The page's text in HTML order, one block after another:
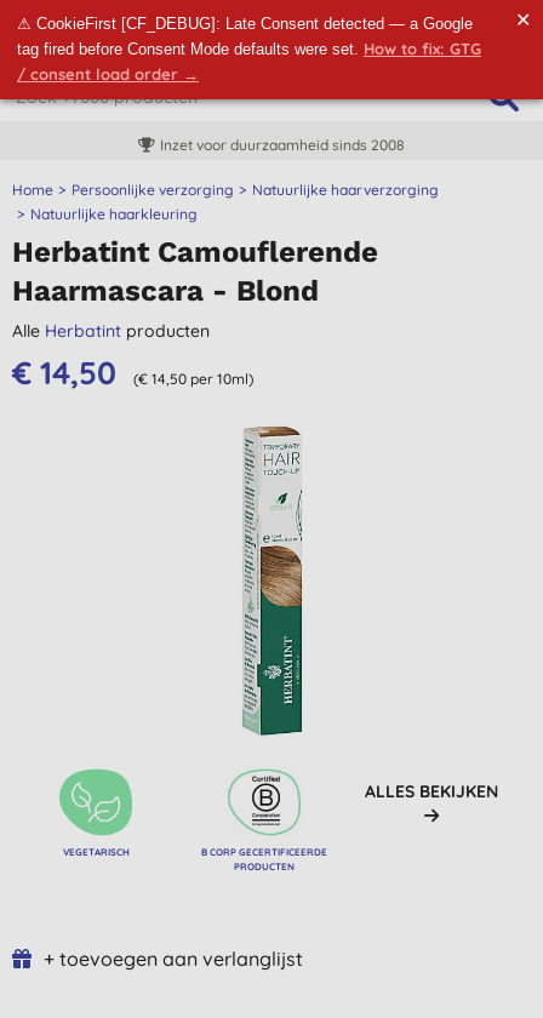
⚠ CookieFirst [CF_DEBUG]: Late Consent detected — a Google
tag fired before Consent Mode defaults were set. How to fix: GTG
/ consent load order →
✕
Inzet voor duurzaamheid sinds 2008
Home Persoonlijke verzorging
Natuurlijke haarverzorging
Natuurlijke haarkleuring
Herbatint Camouflerende
Haarmascara - Blond
Alle Herbatint producten
€ 14,50 (€ 14,50 per 10ml)
VEGETARISCH
B CORP GECERTIFICEERDE
PRODUCTEN
ALLES BEKIJKEN
+ toevoegen aan verlanglijst